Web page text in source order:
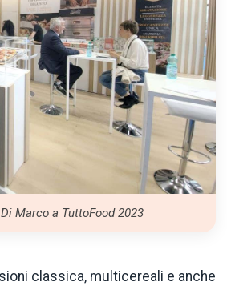
Marco a TuttoFood 2023
classica, multicereali e anche